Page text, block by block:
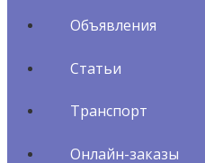
Объявления
Статьи
Транспорт
Онлайн-заказы